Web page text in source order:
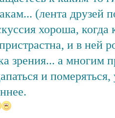
(лента друзей
хороша, когда
и в ней
зрения... а многим
и померяться,